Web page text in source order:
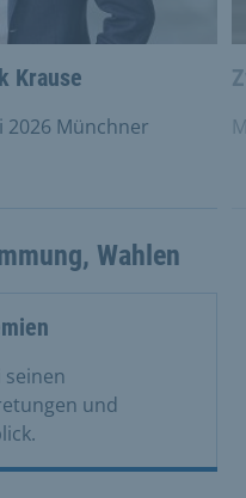
Krause
2026 Münchner
Wahlen
und